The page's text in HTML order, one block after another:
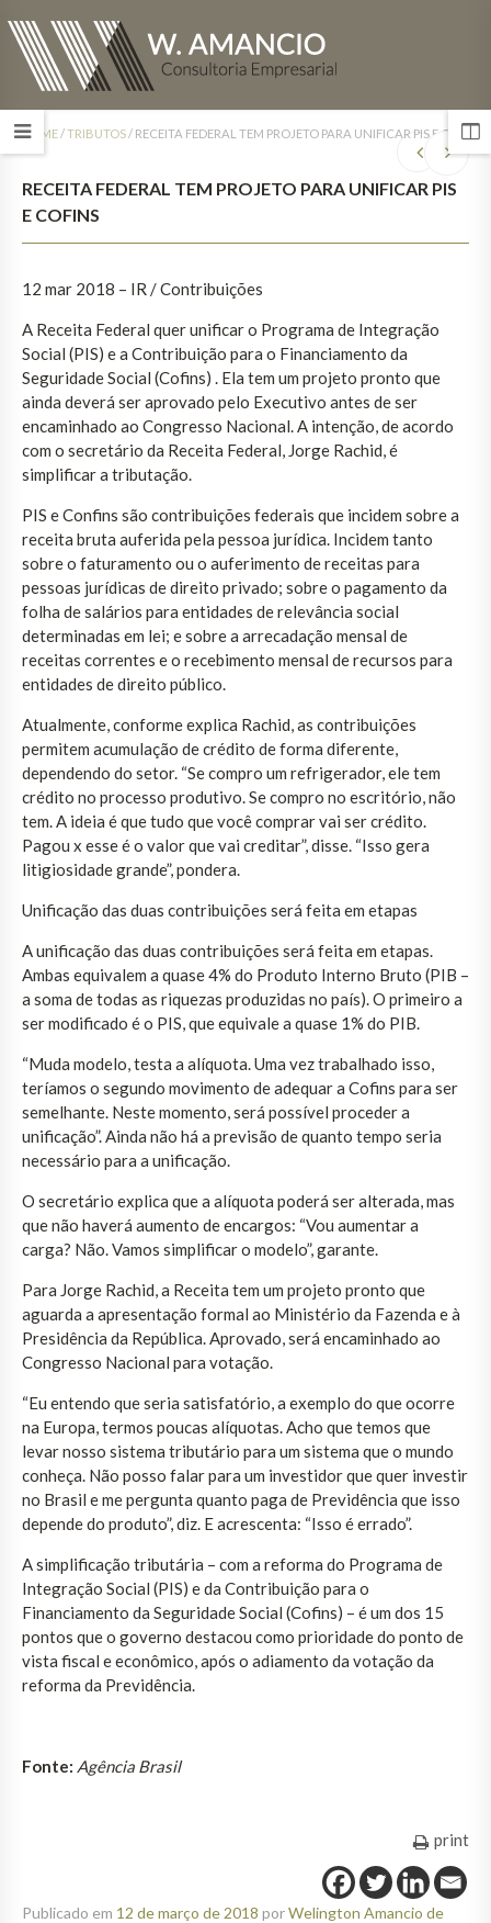
HOME/TRIBUTOS/ RECEITA FEDERAL TEM PROJETO PARA UNIFICAR PIS E COFINS
RECEITA FEDERAL TEM PROJETO PARA UNIFICAR PIS
E COFINS
12 mar 2018 – IR / Contribuições
A Receita Federal quer unificar o Programa de Integração
Social (PIS) e a Contribuição para o Financiamento da
Seguridade Social (Cofins) . Ela tem um projeto pronto que
ainda deverá ser aprovado pelo Executivo antes de ser
encaminhado ao Congresso Nacional. A intenção, de acordo
com o secretário da Receita Federal, Jorge Rachid, é
simplificar a tributação.
PIS e Confins são contribuições federais que incidem sobre a
receita bruta auferida pela pessoa jurídica. Incidem tanto
sobre o faturamento ou o auferimento de receitas para
pessoas jurídicas de direito privado; sobre o pagamento da
folha de salários para entidades de relevância social
determinadas em lei; e sobre a arrecadação mensal de
receitas correntes e o recebimento mensal de recursos para
entidades de direito público.
Atualmente, conforme explica Rachid, as contribuições
permitem acumulação de crédito de forma diferente,
dependendo do setor. “Se compro um refrigerador, ele tem
crédito no processo produtivo. Se compro no escritório, não
tem. A ideia é que tudo que você comprar vai ser crédito.
Pagou x esse é o valor que vai creditar”, disse. “Isso gera
litigiosidade grande”, pondera.
Unificação das duas contribuições será feita em etapas
A unificação das duas contribuições será feita em etapas.
Ambas equivalem a quase 4% do Produto Interno Bruto (PIB –
a soma de todas as riquezas produzidas no país). O primeiro a
ser modificado é o PIS, que equivale a quase 1% do PIB.
“Muda modelo, testa a alíquota. Uma vez trabalhado isso,
teríamos o segundo movimento de adequar a Cofins para ser
semelhante. Neste momento, será possível proceder a
unificação”. Ainda não há a previsão de quanto tempo seria
necessário para a unificação.
O secretário explica que a alíquota poderá ser alterada, mas
que não haverá aumento de encargos: “Vou aumentar a
carga? Não. Vamos simplificar o modelo”, garante.
Para Jorge Rachid, a Receita tem um projeto pronto que
aguarda a apresentação formal ao Ministério da Fazenda e à
Presidência da República. Aprovado, será encaminhado ao
Congresso Nacional para votação.
“Eu entendo que seria satisfatório, a exemplo do que ocorre
na Europa, termos poucas alíquotas. Acho que temos que
levar nosso sistema tributário para um sistema que o mundo
conheça. Não posso falar para um investidor que quer investir
no Brasil e me pergunta quanto paga de Previdência que isso
depende do produto”, diz. E acrescenta: “Isso é errado”.
A simplificação tributária – com a reforma do Programa de
Integração Social (PIS) e da Contribuição para o
Financiamento da Seguridade Social (Cofins) – é um dos 15
pontos que o governo destacou como prioridade do ponto de
vista fiscal e econômico, após o adiamento da votação da
reforma da Previdência.
Fonte: Agência Brasil
print
Publicado em 12 de março de 2018 porWelington Amancio de